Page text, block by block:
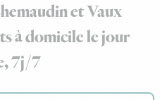
et Vaux
à domicile le jour
7j/7